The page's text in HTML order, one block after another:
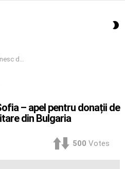
Universitare din Bulgaria
– apel pentru donații de
din Bulgaria
500 Votes